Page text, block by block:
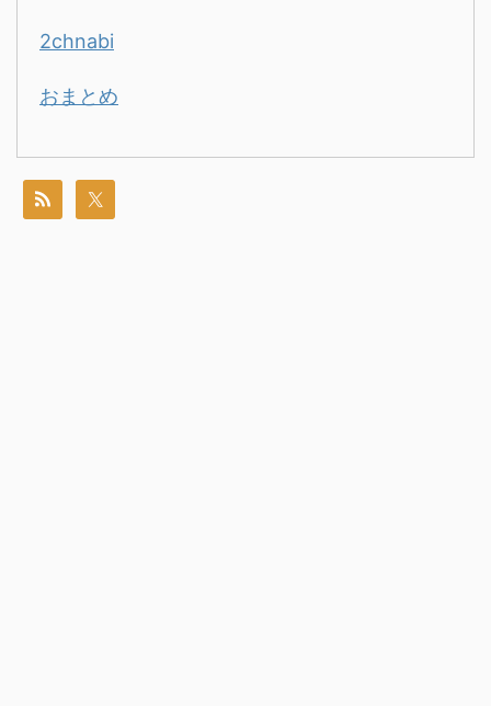
2chnabi
おまとめ